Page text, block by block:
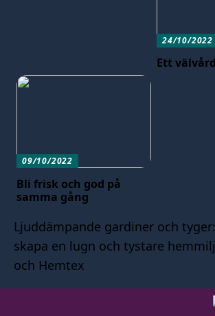
24/10/2022
Ett
09/10/2022
Bli frisk och god på
samma gång
Ljuddämpande gardiner och
skapa en lugn och tystare
och Hemtex